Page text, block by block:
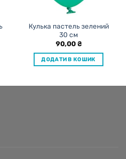
Кулька пастель зелений
30 см
90,00₴
ДОДАТИ В КОШИК